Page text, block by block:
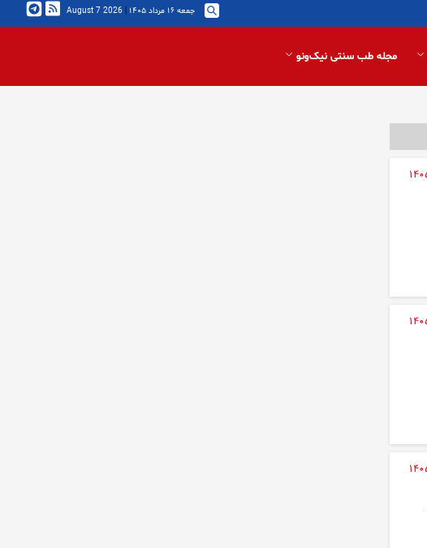
جمعه ۱۶ مرداد ۱۴۰۵ |
2026 August 7
مجله طب سنتی نیک‌ونو